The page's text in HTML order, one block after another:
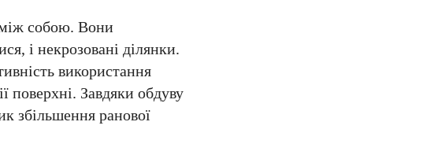
між собою. Вони
і некрозовані ділянки.
використання
поверхні. Завдяки обдуву
збільшення ранової